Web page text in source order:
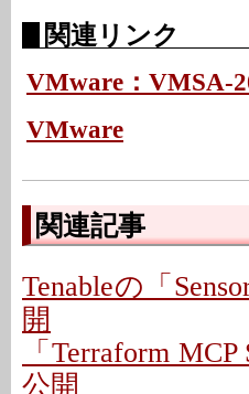
関連リンク
VMware：VMSA-
VMware
関連記事
Tenableの「
開
「Terraform
公開